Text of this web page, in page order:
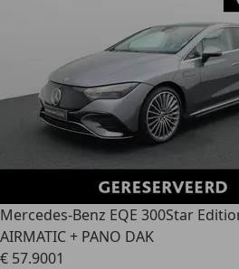
Mercedes-Benz EQE 300Star
AIRMATIC + PANO DAK
€ 57.9001